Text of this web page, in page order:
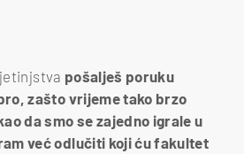
pošalješ poruku
zašto vrijeme tako brzo
da smo se zajedno igrale u
već odlučiti koji ću fakultet